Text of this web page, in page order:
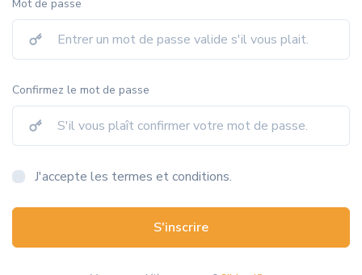
Mot de passe
Confirmez le mot de passe
J'accepte les termes et conditions.
S'inscrire